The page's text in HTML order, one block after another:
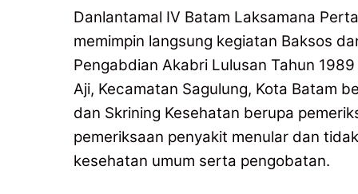
Danlantamal IV Batam Laksamana
memimpin langsung kegiatan Baksos
Pengabdian Akabri Lulusan Tahun
Aji, Kecamatan Sagulung, Kota Batam
dan Skrining Kesehatan berupa
pemeriksaan penyakit menular dan
kesehatan umum serta pengobatan.